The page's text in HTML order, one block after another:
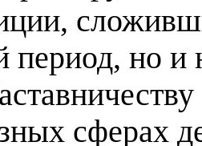
период, но и
сферах